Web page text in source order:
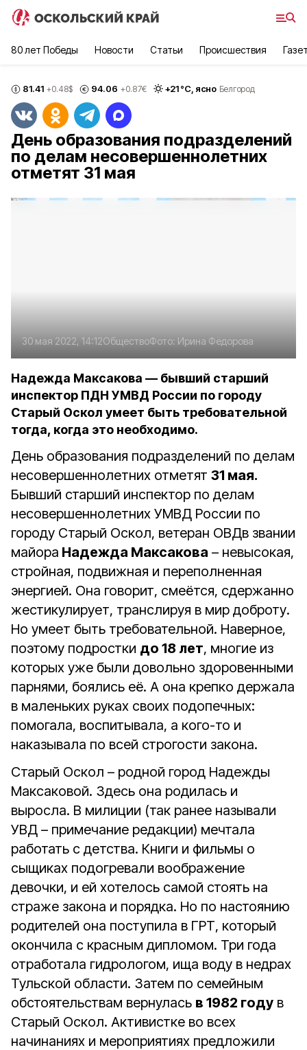
80 лет Победы Новости Статьи Происшествия
81.41 +0.48$ 94.06 +0.87€ +21°С, ясно Белгород
День образования подразделений
по делам несовершеннолетних
отметят 31 мая
30 мая 2022, 14:12ОбществоФото: Ирина Фёдорова
Надежда Максакова — бывший старший
инспектор ПДН УМВД России по городу
Старый Оскол умеет быть требовательной
тогда, когда это необходимо.
День образования подразделений по делам
несовершеннолетних отметят 31 мая.
Бывший старший инспектор по делам
несовершеннолетних УМВД России по
городу Старый Оскол, ветеран ОВДв звании
майора Надежда Максакова – невысокая,
стройная, подвижная и переполненная
энергией. Она говорит, смеётся, сдержанно
жестикулирует, транслируя в мир доброту.
Но умеет быть требовательной. Наверное,
поэтому подростки до 18 лет, многие из
которых уже были довольно здоровенными
парнями, боялись её. А она крепко держала
в маленьких руках своих подопечных:
помогала, воспитывала, а кого-то и
наказывала по всей строгости закона.
Старый Оскол – родной город Надежды
Максаковой. Здесь она родилась и
выросла. В милиции (так ранее называли
УВД – примечание редакции) мечтала
работать с детства. Книги и фильмы о
сыщиках подогревали воображение
девочки, и ей хотелось самой стоять на
страже закона и порядка. Но по настоянию
родителей она поступила в ГРТ, который
окончила с красным дипломом. Три года
отработала гидрологом, ища воду в недрах
Тульской области. Затем по семейным
обстоятельствам вернулась в 1982 году в
Старый Оскол. Активистке во всех
начинаниях и мероприятиях предложили